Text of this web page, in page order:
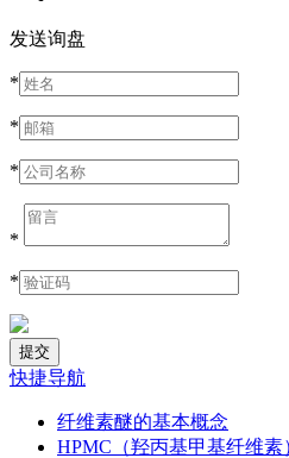
发送询盘
*
*
*
*
*
快捷导航
纤维素醚的基本概念
HPMC（羟丙基甲基纤维素